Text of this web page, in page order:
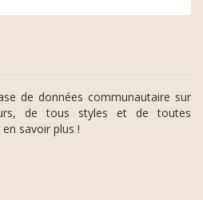
de données communautaire sur
de tous styles et de toutes
savoir plus !